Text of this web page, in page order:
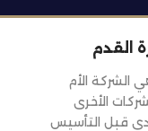
القدم
الشركة الأم
الأخرى
قبل التأسيس